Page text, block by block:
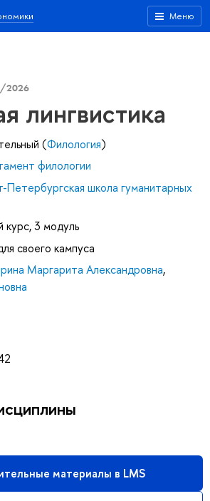
Меню
2026
лингвистика
(Филология)
филологии
Петербургская школа гуманитарных
курс, 3 модуль
своего кампуса
Маргарита Александровна,
материалы в LMS